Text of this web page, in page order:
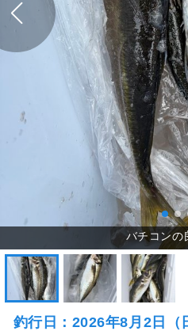
釣行日：2026年8月2日（